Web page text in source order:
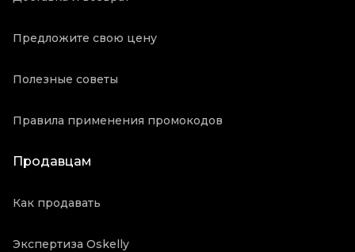
Предложите свою цену
Полезные советы
Правила применения промокодов
Продавцам
Как продавать
Экспертиза Oskelly